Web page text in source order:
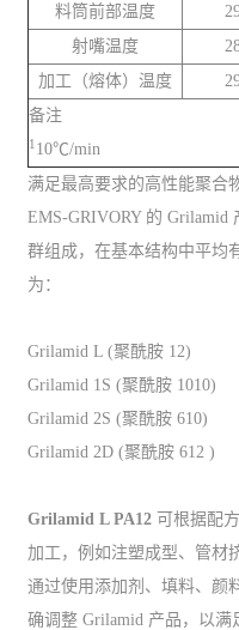
料筒前部温度
射嘴温度
加工（熔体）温度
备注
1 10℃/min
满足最高要求的高性能聚合
EMS-GRIVORY 的
群组成，在基本结构中平均
为：
Grilamid L (聚酰胺 12)
Grilamid 1S (聚酰胺 1010)
Grilamid 2S (聚酰胺 610)
Grilamid 2D (聚酰胺 612 )
Grilamid L PA12 可根据配
加工，例如注塑成型、管材
通过使用添加剂、填料、颜
确调整 Grilamid 产品，以